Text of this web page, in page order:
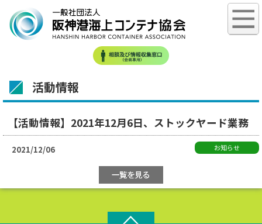
活動情報
【活動情報】2021年12月6日、ストックヤード業務
2021/12/06 お知らせ